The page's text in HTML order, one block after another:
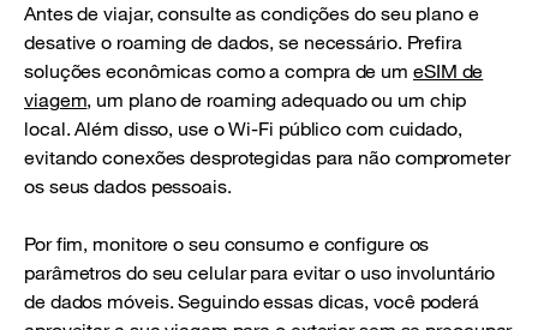
Antes de viajar, consulte as condições do seu plano e
desative o roaming de dados, se necessário. Prefira
soluções econômicas como a compra de um eSIM de
viagem, um plano de roaming adequado ou um chip
local. Além disso, use o Wi-Fi público com cuidado,
evitando conexões desprotegidas para não comprometer
os seus dados pessoais.
Por fim, monitore o seu consumo e configure os
parâmetros do seu celular para evitar o uso involuntário
de dados móveis. Seguindo essas dicas, você poderá